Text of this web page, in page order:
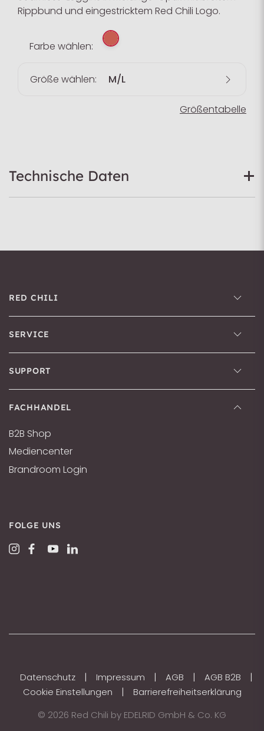
Rippbund und eingestricktem Red Chili Logo.
Farbe wählen:
Größe wählen: M/L
Größentabelle
Technische Daten
RED CHILI
SERVICE
SUPPORT
FACHHANDEL
B2B Shop
Mediencenter
Brandroom Login
FOLGE UNS
Datenschutz | Impressum | AGB | AGB B2B |
Cookie Einstellungen |
Barrierefreiheitserklärung
© 2026 Red Chili by EDELRID GmbH & Co. KG